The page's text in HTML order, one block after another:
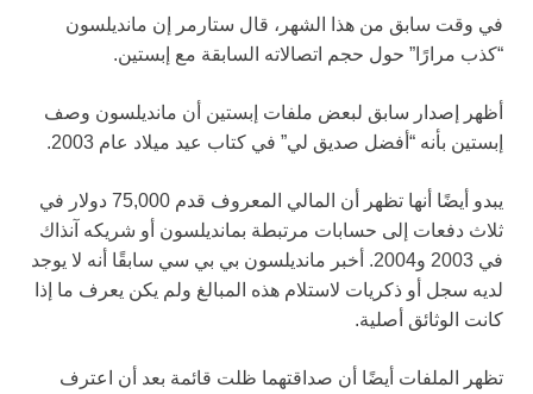
في وقت سابق من هذا الشهر، قال ستارمر إن مانديلسون
“كذب مرارًا” حول حجم اتصالاته السابقة مع إبستين.
أظهر إصدار سابق لبعض ملفات إبستين أن مانديلسون وصف
إبستين بأنه “أفضل صديق لي” في كتاب عيد ميلاد عام 2003.
يبدو أيضًا أنها تظهر أن المالي المعروف قدم 75,000 دولار في
ثلاث دفعات إلى حسابات مرتبطة بمانديلسون أو شريكه آنذاك
في 2003 و2004. أخبر مانديلسون بي بي سي سابقًا أنه لا يوجد
لديه سجل أو ذكريات لاستلام هذه المبالغ ولم يكن يعرف ما إذا
كانت الوثائق أصلية.
تظهر الملفات أيضًا أن صداقتهما ظلت قائمة بعد أن اعترف